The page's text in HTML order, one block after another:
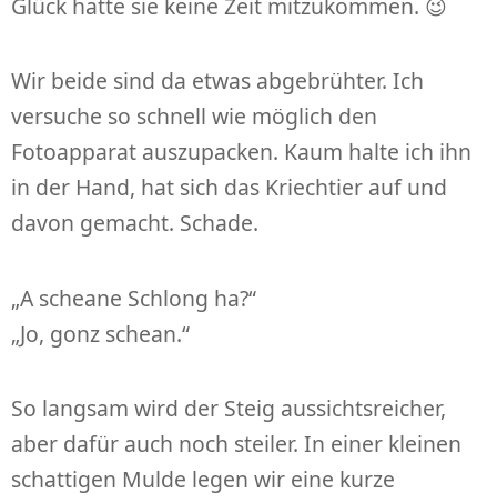
Glück hatte sie keine Zeit mitzukommen. 😉
Wir beide sind da etwas abgebrühter. Ich
versuche so schnell wie möglich den
Fotoapparat auszupacken. Kaum halte ich ihn
in der Hand, hat sich das Kriechtier auf und
davon gemacht. Schade.
„A scheane Schlong ha?“
„Jo, gonz schean.“
So langsam wird der Steig aussichtsreicher,
aber dafür auch noch steiler. In einer kleinen
schattigen Mulde legen wir eine kurze